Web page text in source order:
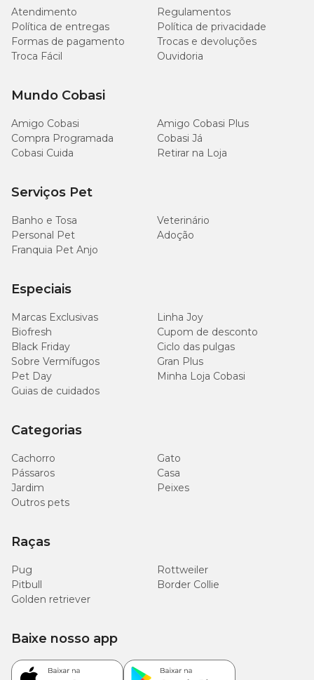
Atendimento
Regulamentos
Política de entregas
Política de privacidade
Formas de pagamento
Trocas e devoluções
Troca Fácil
Ouvidoria
Mundo Cobasi
Amigo Cobasi
Amigo Cobasi Plus
Compra Programada
Cobasi Já
Cobasi Cuida
Retirar na Loja
Serviços Pet
Banho e Tosa
Veterinário
Personal Pet
Adoção
Franquia Pet Anjo
Especiais
Marcas Exclusivas
Linha Joy
Biofresh
Cupom de desconto
Black Friday
Ciclo das pulgas
Sobre Vermífugos
Gran Plus
Pet Day
Minha Loja Cobasi
Guias de cuidados
Categorias
Cachorro
Gato
Pássaros
Casa
Jardim
Peixes
Outros pets
Raças
Pug
Rottweiler
Pitbull
Border Collie
Golden retriever
Baixe nosso app